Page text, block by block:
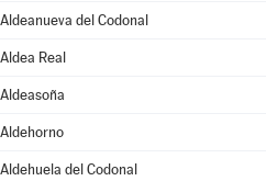
Aldeanueva del Codonal
Aldea Real
Aldeasoña
Aldehorno
Aldehuela del Codonal